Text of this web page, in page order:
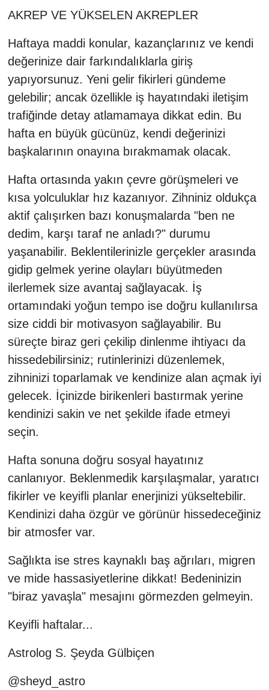
AKREP VE YÜKSELEN AKREPLER
Haftaya maddi konular, kazançlarınız ve kendi
değerinize dair farkındalıklarla giriş
yapıyorsunuz. Yeni gelir fikirleri gündeme
gelebilir; ancak özellikle iş hayatındaki iletişim
trafiğinde detay atlamamaya dikkat edin. Bu
hafta en büyük gücünüz, kendi değerinizi
başkalarının onayına bırakmamak olacak.
Hafta ortasında yakın çevre görüşmeleri ve
kısa yolculuklar hız kazanıyor. Zihniniz oldukça
aktif çalışırken bazı konuşmalarda "ben ne
dedim, karşı taraf ne anladı?" durumu
yaşanabilir. Beklentilerinizle gerçekler arasında
gidip gelmek yerine olayları büyütmeden
ilerlemek size avantaj sağlayacak. İş
ortamındaki yoğun tempo ise doğru kullanılırsa
size ciddi bir motivasyon sağlayabilir. Bu
süreçte biraz geri çekilip dinlenme ihtiyacı da
hissedebilirsiniz; rutinlerinizi düzenlemek,
zihninizi toparlamak ve kendinize alan açmak iyi
gelecek. İçinizde birikenleri bastırmak yerine
kendinizi sakin ve net şekilde ifade etmeyi
seçin.
Hafta sonuna doğru sosyal hayatınız
canlanıyor. Beklenmedik karşılaşmalar, yaratıcı
fikirler ve keyifli planlar enerjinizi yükseltebilir.
Kendinizi daha özgür ve görünür hissedeceğiniz
bir atmosfer var.
Sağlıkta ise stres kaynaklı baş ağrıları, migren
ve mide hassasiyetlerine dikkat! Bedeninizin
"biraz yavaşla" mesajını görmezden gelmeyin.
Keyifli haftalar...
Astrolog S. Şeyda Gülbiçen
@sheyd_astro